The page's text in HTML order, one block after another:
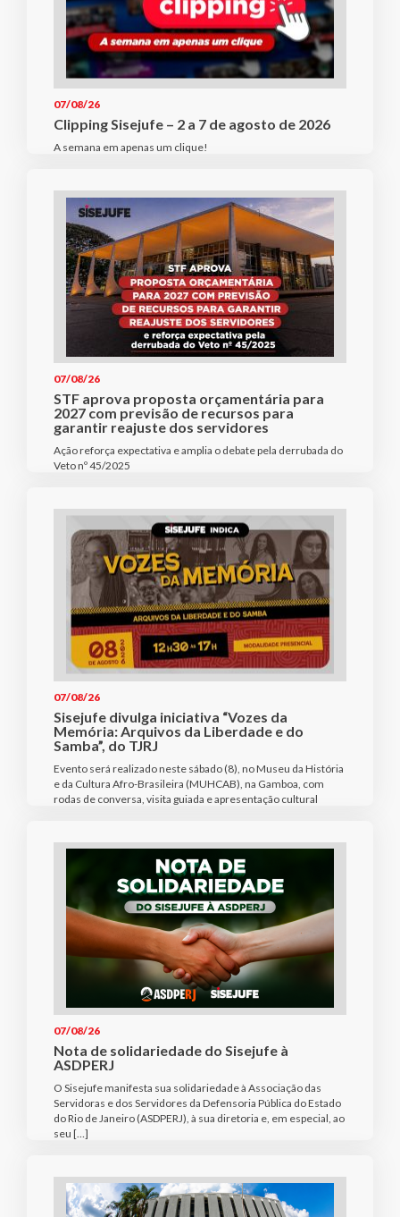
07/08/26
Clipping Sisejufe – 2 a 7 de agosto de 2026
A semana em apenas um clique!
07/08/26
STF aprova proposta orçamentária para
2027 com previsão de recursos para
garantir reajuste dos servidores
Ação reforça expectativa e amplia o debate pela derrubada do
Veto nº 45/2025
07/08/26
Sisejufe divulga iniciativa “Vozes da
Memória: Arquivos da Liberdade e do
Samba”, do TJRJ
Evento será realizado neste sábado (8), no Museu da História
e da Cultura Afro-Brasileira (MUHCAB), na Gamboa, com
rodas de conversa, visita guiada e apresentação cultural
07/08/26
Nota de solidariedade do Sisejufe à
ASDPERJ
O Sisejufe manifesta sua solidariedade à Associação das
Servidoras e dos Servidores da Defensoria Pública do Estado
do Rio de Janeiro (ASDPERJ), à sua diretoria e, em especial, ao
seu […]